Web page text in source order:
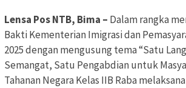
Lensa Pos NTB, Bima – Dalam rangka
Bakti Kementerian Imigrasi dan
2025 dengan mengusung tema “Satu
Semangat, Satu Pengabdian untuk
Tahanan Negara Kelas IIB Raba